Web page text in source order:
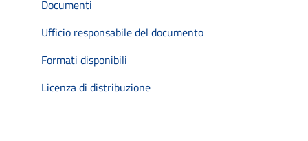
Documenti
Ufficio responsabile del documento
Formati disponibili
Licenza di distribuzione